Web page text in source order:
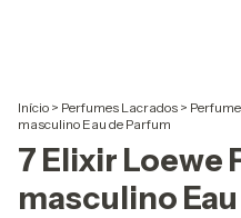
Início > Perfumes Lacrados >
masculino Eau de Parfum
7 Elixir Loewe
masculino